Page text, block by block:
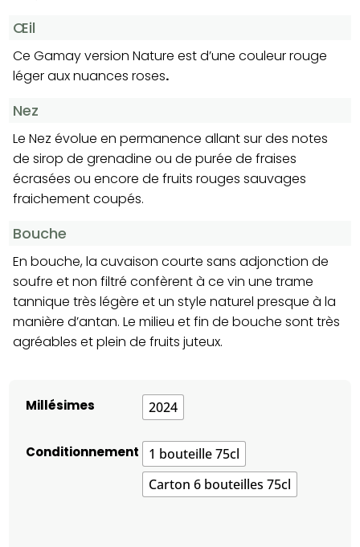
Œil
Ce Gamay version Nature est d’une couleur rouge
léger aux nuances roses.
Nez
Le Nez évolue en permanence allant sur des notes
de sirop de grenadine ou de purée de fraises
écrasées ou encore de fruits rouges sauvages
fraichement coupés.
Bouche
En bouche, la cuvaison courte sans adjonction de
soufre et non filtré confèrent à ce vin une trame
tannique très légère et un style naturel presque à la
manière d’antan. Le milieu et fin de bouche sont très
agréables et plein de fruits juteux.
Millésimes 2024
Conditionnement
1 bouteille 75cl
Carton 6 bouteilles 75cl